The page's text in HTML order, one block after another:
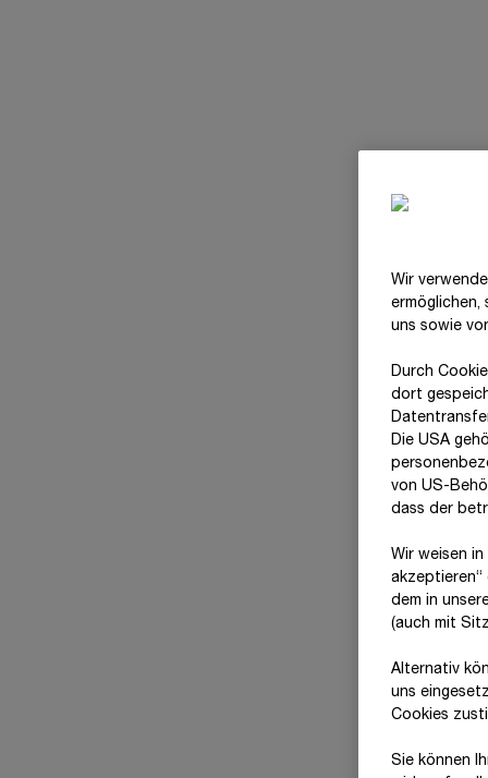
Wir
ermöglichen,
uns sowie
Durch
dort
Die USA
von US-
dass der
Wir weisen
akzeptieren“
dem in
(auch mit
Alternativ
uns
Cookies
Sie können